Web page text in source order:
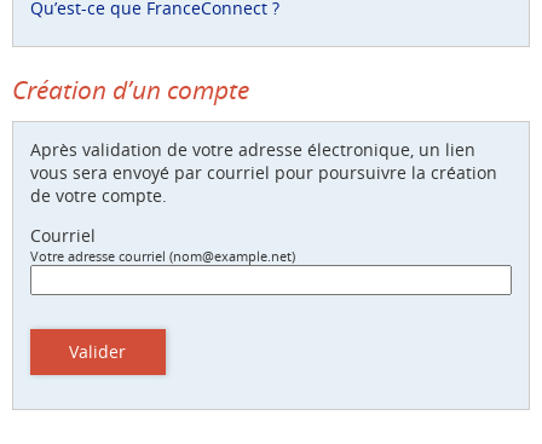
Qu’est-ce que FranceConnect ?
Création d’un compte
Après validation de votre adresse électronique, un lien
vous sera envoyé par courriel pour poursuivre la création
de votre compte.
Courriel
Votre adresse courriel (nom@example.net)
Valider